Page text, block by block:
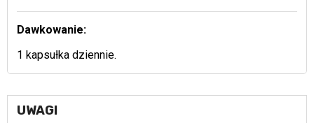
Dawkowanie:
1 kapsułka dziennie.
UWAGI